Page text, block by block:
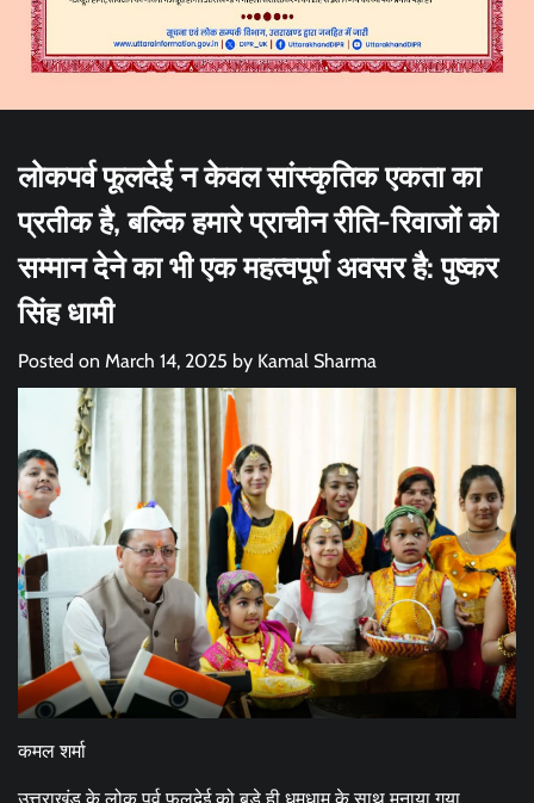
लोकपर्व फूलदेई न केवल सांस्कृतिक एकता का
प्रतीक है, बल्कि हमारे प्राचीन रीति-रिवाजों को
सम्मान देने का भी एक महत्वपूर्ण अवसर है: पुष्कर
सिंह धामी
Posted on March 14, 2025 by Kamal Sharma
कमल शर्मा